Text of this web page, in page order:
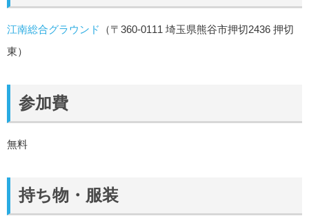
江南総合グラウンド
（〒360-0111 埼玉県熊谷市押切2436 押切
東）
参加費
無料
持ち物・服装